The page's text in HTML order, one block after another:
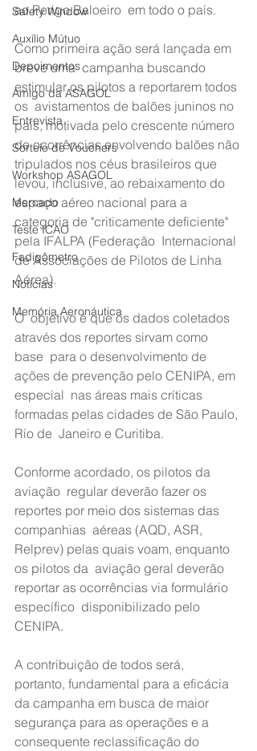
Safety Window
Auxílio Mútuo
Depoimentos
Amigo da ASAGOL
Entrevista
Sorteio de Vouchers
Workshop ASAGOL
Mercado
Teste ICAO
Fadigômetro
Notícias
Memória Aeronáutica
ao Perigo Baloeiro  em todo o país.
Como primeira ação será lançada em
breve uma  campanha buscando
estimular os pilotos a reportarem todos
os  avistamentos de balões juninos no
país, motivada pelo crescente número
de ocorrências envolvendo balões não
tripulados nos céus brasileiros que
levou, inclusive, ao rebaixamento do
espaço aéreo nacional para a
categoria de "criticamente deficiente"
pela IFALPA (Federação  Internacional
de Associações de Pilotos de Linha
Aérea).
O  objetivo é que os dados coletados
através dos reportes sirvam como
base  para o desenvolvimento de
ações de prevenção pelo CENIPA, em
especial  nas áreas mais críticas
formadas pelas cidades de São Paulo,
Rio de  Janeiro e Curitiba.
Conforme acordado, os pilotos da
aviação  regular deverão fazer os
reportes por meio dos sistemas das
companhias  aéreas (AQD, ASR,
Relprev) pelas quais voam, enquanto
os pilotos da  aviação geral deverão
reportar as ocorrências via formulário
específico  disponibilizado pelo
CENIPA.
A contribuição de todos será,
portanto, fundamental para a eficácia
da campanha em busca de maior
segurança para as operações e a
consequente reclassificação do